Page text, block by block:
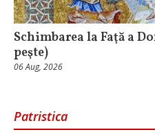
Schimbarea la Faţă a
peşte)
06 Aug, 2026
Patristica